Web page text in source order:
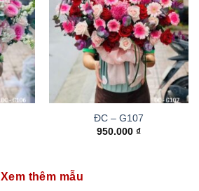
ĐC – G107
950.000 ₫
Xem thêm mẫu